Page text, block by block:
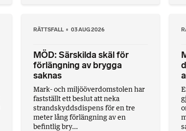
RÄTTSFALL 03 AUG 2026
MÖD: Särskilda skäl för
förlängning av brygga
saknas
Mark- och miljööverdomstolen har
fastställt ett beslut att neka
strandskyddsdispens för en tre
meter lång förlängning av en
befintlig bry...